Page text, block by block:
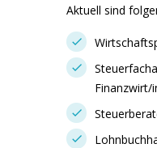
Aktuell sind
Finanzwirt/